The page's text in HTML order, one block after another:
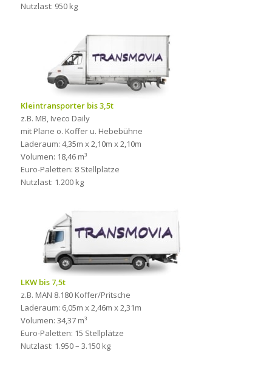
Nutzlast: 950 kg
Kleintransporter bis 3,5t
z.B. MB, Iveco Daily
mit Plane o. Koffer u. Hebebühne
Laderaum: 4,35m x 2,10m x 2,10m
Volumen: 18,46 m³
Euro-Paletten: 8 Stellplätze
Nutzlast: 1.200 kg
LKW bis 7,5t
z.B. MAN 8.180 Koffer/Pritsche
Laderaum: 6,05m x 2,46m x 2,31m
Volumen: 34,37 m³
Euro-Paletten: 15 Stellplätze
Nutzlast: 1.950 – 3.150 kg